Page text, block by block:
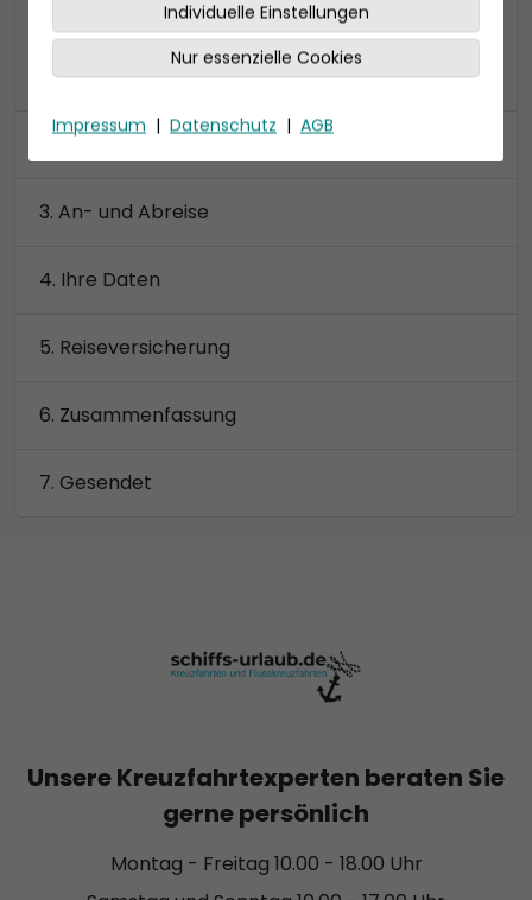
alle Kategorien anzeigen
Kabine
An- und Abreise
Ihre Daten
Reiseversicherung
Zusammenfassung
Gesendet
Individuelle Einstellungen
Nur essenzielle Cookies
Impressum | Datenschutz | AGB
Unsere Kreuzfahrtexperten beraten Sie
gerne persönlich
Montag - Freitag 10.00 - 18.00 Uhr